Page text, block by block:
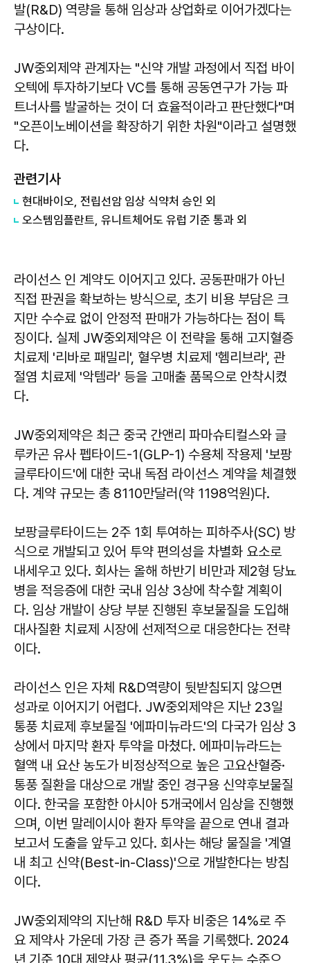
발(R&D) 역량을 통해 임상과 상업화로 이어가겠다는
구상이다.
JW중외제약 관계자는 "신약 개발 과정에서 직접 바이
오텍에 투자하기보다 VC를 통해 공동연구가 가능 파
트너사를 발굴하는 것이 더 효율적이라고 판단했다"며
"오픈이노베이션을 확장하기 위한 차원"이라고 설명했
다.
관련기사
현대바이오, 전립선암 임상 식약처 승인 외
오스템임플란트, 유니트체어도 유럽 기준 통과 외
라이선스 인 계약도 이어지고 있다. 공동판매가 아닌
직접 판권을 확보하는 방식으로, 초기 비용 부담은 크
지만 수수료 없이 안정적 판매가 가능하다는 점이 특
징이다. 실제 JW중외제약은 이 전략을 통해 고지혈증
치료제 '리바로 패밀리', 혈우병 치료제 '헴리브라', 관
절염 치료제 '악템라' 등을 고매출 품목으로 안착시켰
다.
JW중외제약은 최근 중국 간앤리 파마슈티컬스와 글
루카곤 유사 펩타이드-1(GLP-1) 수용체 작용제 '보팡
글루타이드'에 대한 국내 독점 라이선스 계약을 체결했
다. 계약 규모는 총 8110만달러(약 1198억원)다.
보팡글루타이드는 2주 1회 투여하는 피하주사(SC) 방
식으로 개발되고 있어 투약 편의성을 차별화 요소로
내세우고 있다. 회사는 올해 하반기 비만과 제2형 당뇨
병을 적응증에 대한 국내 임상 3상에 착수할 계획이
다. 임상 개발이 상당 부분 진행된 후보물질을 도입해
대사질환 치료제 시장에 선제적으로 대응한다는 전략
이다.
라이선스 인은 자체 R&D역량이 뒷받침되지 않으면
성과로 이어지기 어렵다. JW중외제약은 지난 23일
통풍 치료제 후보물질 '에파미뉴라드'의 다국가 임상 3
상에서 마지막 환자 투약을 마쳤다. 에파미뉴라드는
혈액 내 요산 농도가 비정상적으로 높은 고요산혈증·
통풍 질환을 대상으로 개발 중인 경구용 신약후보물질
이다. 한국을 포함한 아시아 5개국에서 임상을 진행했
으며, 이번 말레이시아 환자 투약을 끝으로 연내 결과
보고서 도출을 앞두고 있다. 회사는 해당 물질을 '계열
내 최고 신약(Best-in-Class)'으로 개발한다는 방침
이다.
JW중외제약의 지난해 R&D 투자 비중은 14%로 주
요 제약사 가운데 가장 큰 증가 폭을 기록했다. 2024